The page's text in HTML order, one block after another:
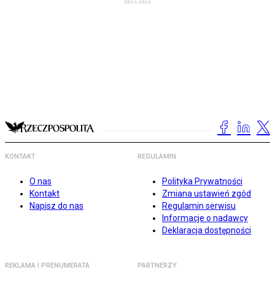
KONTAKT
O nas
Kontakt
Napisz do nas
REGULAMIN
Polityka Prywatności
Zmiana ustawień zgód
Regulamin serwisu
Informacje o nadawcy
Deklaracja dostępności
REKLAMA I PRENUMERATA PARTNERZY